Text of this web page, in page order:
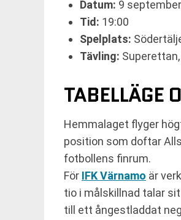
Datum: 9
Tid: 19:00
Spelplats:
Tävling:
TABELLÄGE
Hemmalaget flyger
position som doftar
fotbollens finrum.
För IFK Värnamo är
tio i målskillnad talar
till ett ångestladdat